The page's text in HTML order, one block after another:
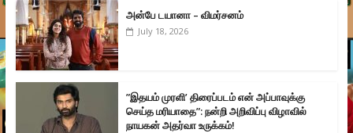
அன்பே டயானா – விமர்சனம்
July 18, 2026
”இதயம் முரளி’ திரைப்படம் என் அப்பாவுக்கு
செய்த மரியாதை”: நன்றி அறிவிப்பு விழாவில்
நாயகன் அதர்வா உருக்கம்!